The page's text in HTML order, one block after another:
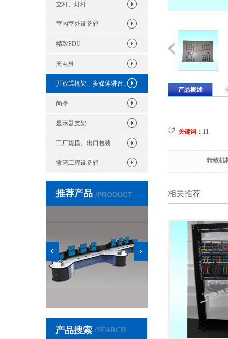
立杆、灯杆
室内室外设备箱
精致PDU
充电桩
开放式机架、多媒体讲台、
岗亭
显示器支架
工厂规模、出口包装
雪亮工程设备箱
推荐产品 /PRODUCT
产品搜索 /SEARCH
产品概述
关键词： 11
精致机
相关推荐